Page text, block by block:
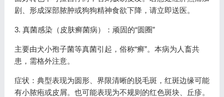
剧、形成深部脓肿或狗狗精神食欲下降，请立即送医。
3. 真菌感染（皮肤癣菌病）：顽固的“圆圈”
主要由犬小孢子菌等真菌引起，俗称“癣”。本病为人畜共
患，需格外注意。
症状：典型表现为圆形、界限清晰的脱毛斑，红斑边缘可能
有小脓疱或皮屑。也可能表现为不规则的红色斑块、丘疹。